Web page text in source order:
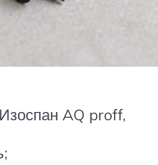
AQ proff,